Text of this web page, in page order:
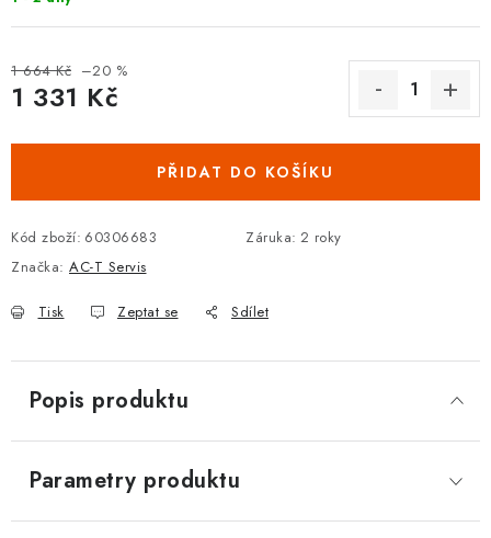
VISACÍ ZÁMKY
SPECIÁLNÍ KOVÁNÍ
DOPLŇKY KE DVEŘÍM
STAVEBNÍ POUZDRA
POKLADNIČKY NA ZÁMEK
SCHRÁNKY NA KLÍČE
TREZORY
1 664 Kč –20 %
1 331 Kč
PŘIDAT DO KOŠÍKU
Kód zboží: 60306683 Záruka: 2 roky
Značka: AC-T Servis
Tisk Zeptat se Sdílet
Popis produktu
Parametry produktu